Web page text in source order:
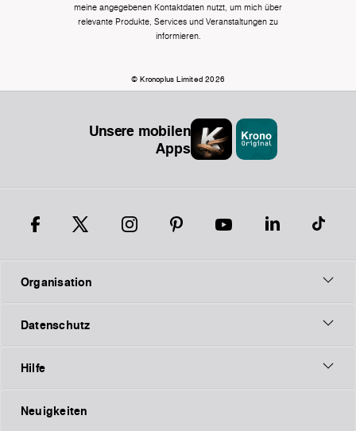
meine angegebenen Kontaktdaten nutzt, um mich über
relevante Produkte, Services und Veranstaltungen zu
informieren.
© Kronoplus Limited 2026
Unsere mobilen
Apps
Organisation
Datenschutz
Hilfe
Neuigkeiten